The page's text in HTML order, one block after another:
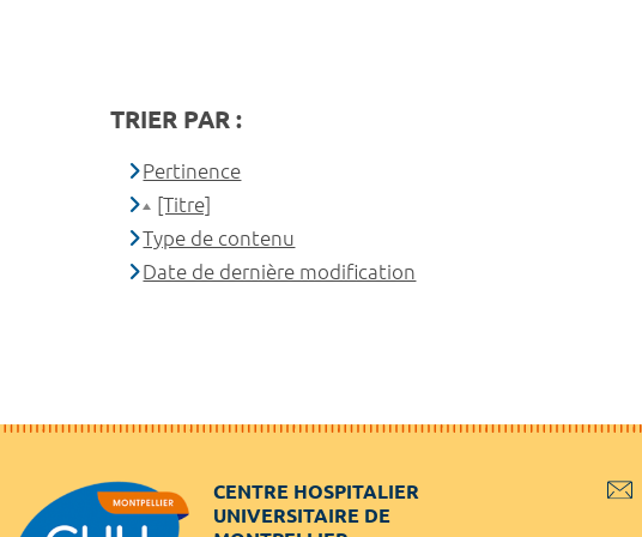
TRIER PAR :
Pertinence
[Titre]
Type de contenu
Date de dernière modification
CENTRE HOSPITALIER
UNIVERSITAIRE DE